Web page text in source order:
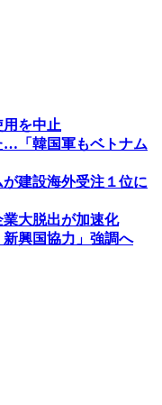
を中止
…「韓国軍もベトナム
建設海外受注１位に
大脱出が加速化
興国協力」強調へ